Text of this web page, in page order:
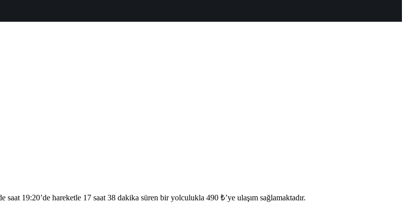
19:20’de hareketle 17 saat 38 dakika süren bir yolculukla 490 ₺’ye ulaşım sağlamaktadır.